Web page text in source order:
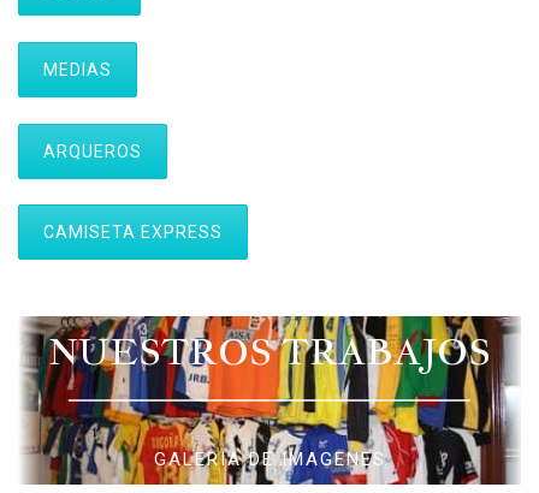
MEDIAS
ARQUEROS
CAMISETA EXPRESS
NUESTROS TRABAJOS
GALERIA DE IMAGENES